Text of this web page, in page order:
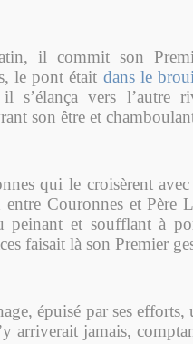
il commit son
le pont était dans le
s’élança vers l’autre
son être et
qui le croisèrent
Couronnes et Père
peinant et soufflant à
faisait là son Premier
épuisé par ses
arriverait jamais,